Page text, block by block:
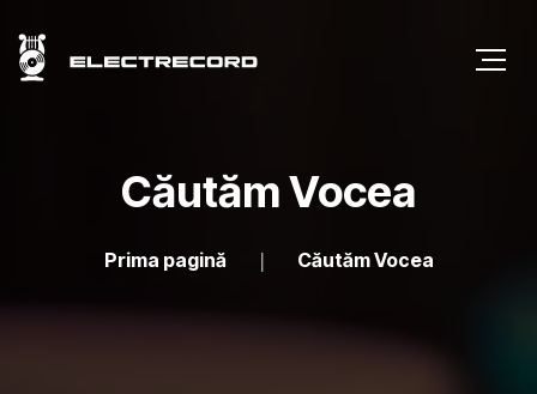
Căutăm Vocea
Prima pagină Căutăm Vocea